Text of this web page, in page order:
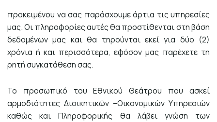
προκειμένου να σας παράσχουμε άρτια τις υπηρεσίες
μας. Οι πληροφορίες αυτές θα προστίθενται στη βάση
δεδομένων μας και θα τηρούνται εκεί για δύο (2)
χρόνια ή και περισσότερα, εφόσον μας παρέχετε τη
ρητή συγκατάθεση σας.
Το προσωπικό του Εθνικού Θεάτρου που ασκεί
αρμοδιότητες Διοικητικών –Οικονομικών Υπηρεσιών
καθώς και Πληροφορικής θα λάβει γνώση των